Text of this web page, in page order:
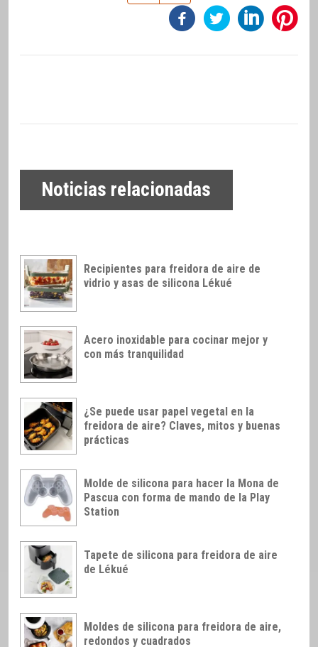
Noticias relacionadas
Recipientes para freidora de aire de
vidrio y asas de silicona Lékué
Acero inoxidable para cocinar mejor y
con más tranquilidad
¿Se puede usar papel vegetal en la
freidora de aire? Claves, mitos y buenas
prácticas
Molde de silicona para hacer la Mona de
Pascua con forma de mando de la Play
Station
Tapete de silicona para freidora de aire
de Lékué
Moldes de silicona para freidora de aire,
redondos y cuadrados